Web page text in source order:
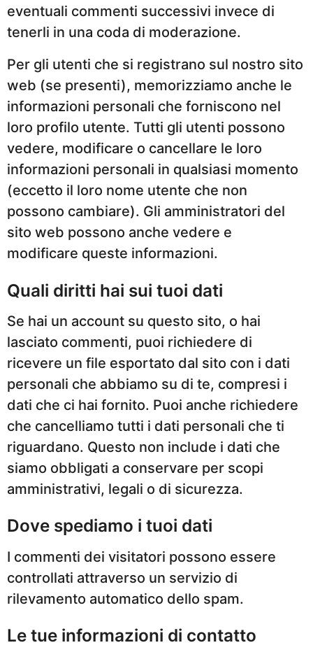
eventuali commenti successivi invece di
tenerli in una coda di moderazione.
Per gli utenti che si registrano sul nostro sito
web (se presenti), memorizziamo anche le
informazioni personali che forniscono nel
loro profilo utente. Tutti gli utenti possono
vedere, modificare o cancellare le loro
informazioni personali in qualsiasi momento
(eccetto il loro nome utente che non
possono cambiare). Gli amministratori del
sito web possono anche vedere e
modificare queste informazioni.
Quali diritti hai sui tuoi dati
Se hai un account su questo sito, o hai
lasciato commenti, puoi richiedere di
ricevere un file esportato dal sito con i dati
personali che abbiamo su di te, compresi i
dati che ci hai fornito. Puoi anche richiedere
che cancelliamo tutti i dati personali che ti
riguardano. Questo non include i dati che
siamo obbligati a conservare per scopi
amministrativi, legali o di sicurezza.
Dove spediamo i tuoi dati
I commenti dei visitatori possono essere
controllati attraverso un servizio di
rilevamento automatico dello spam.
Le tue informazioni di contatto